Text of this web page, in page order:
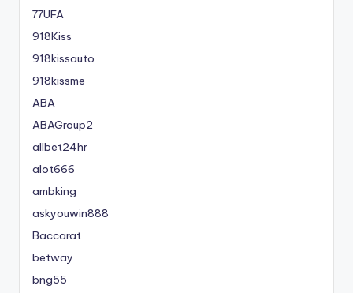
77UFA
918Kiss
918kissauto
918kissme
ABA
ABAGroup2
allbet24hr
alot666
ambking
askyouwin888
Baccarat
betway
bng55